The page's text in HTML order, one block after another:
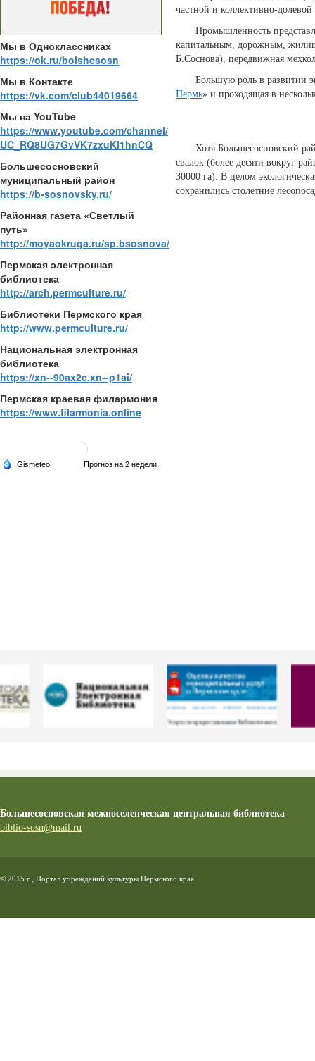
Мы в Одноклассниках
https://ok.ru/bolshesosn
Мы в Контакте
https://vk.com/club44019664
Мы на YouTube
https://www.youtube.com/channel/
UC_RQ8UG7GvVK7zxuKl1hnCQ
Большесосновский
муниципальный район
https://b-sosnovsky.ru/
Районная газета «Светлый
путь»
http://moyaokruga.ru/sp.bsosnova/
Пермская электронная
библиотека
http://arch.permculture.ru/
Библиотеки Пермского края
http://www.permculture.ru/
Национальная электронная
библиотека
https://xn--90ax2c.xn--p1ai/
Пермская краевая филармония
https://www.filarmonia.online
частной и коллективно-долевой
Промышленность
капитальным, дорожным,
Б.Соснова), передвижная
Большую роль в развитии
Пермь» и проходящая в
Хотя Большесосновский
свалок (более десяти вокруг
30000 га). В целом
сохранились столетние
Большесосновская межпоселенческая центральная библиотека
biblio-sosn@mail.ru
© 2015 г., Портал учреждений культуры Пермского края